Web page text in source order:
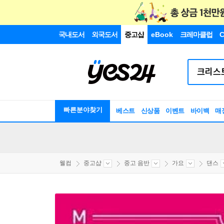
국내도서 외국도서 중고샵 eBook 크레마클럽
빠른분야찾기 베스트 신상품 이벤트 바이백 매
웰컴 중고샵 중고 음반 가요 댄스